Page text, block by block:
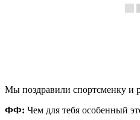
Мы поздравили спортсменку и
ФФ: Чем для тебя особенный